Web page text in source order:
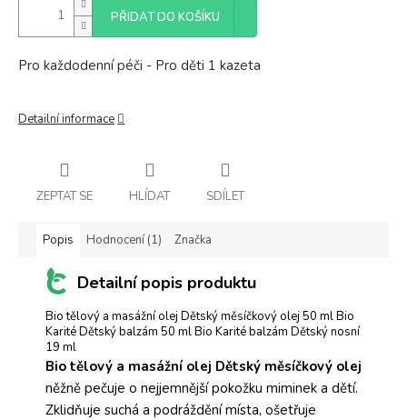
PŘIDAT DO KOŠÍKU
Pro každodenní péči - Pro děti 1 kazeta
Detailní informace
ZEPTAT SE HLÍDAT SDÍLET
Popis Hodnocení (1) Značka
Detailní popis produktu
Bio tělový a masážní olej Dětský měsíčkový olej 50 ml Bio
Karité Dětský balzám 50 ml Bio Karité balzám Dětský nosní
19 ml
Bio tělový a masážní olej Dětský měsíčkový olej
něžně pečuje o nejjemnější pokožku miminek a dětí.
Zklidňuje suchá a podráždění místa, ošetřuje